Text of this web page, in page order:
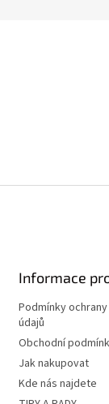
Informace
Podmínky
údajů
Obchodní
Jak nakupovat
Kde nás najdete